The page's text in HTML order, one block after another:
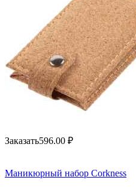
Заказать596.00 ₽
Маникюрный набор Corkness